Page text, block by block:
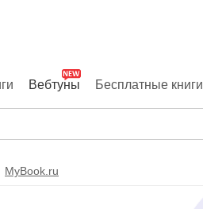
Вебтуны Бесплатные книги
MyBook.ru